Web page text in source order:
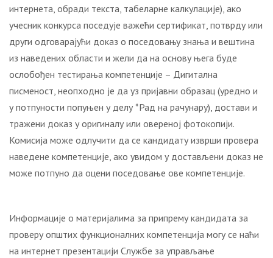
интернета, обради текста, табеларне калкулације), ако
учесник конкурса поседује важећи сертификат, потврду или
други одговарајући доказ о поседовању знања и вештина
из наведених области и жели да на основу њега буде
ослобођен тестирања компетенције – Дигитална
писменост, неопходно је да уз пријавни образац (уредно и
у потпуности попуњен у делу *Рад на рачунару), достави и
тражени доказ у оригиналу или овереној фотокопији.
Комисија може одлучити да се кандидату изврши провера
наведене компетенције, ако увидом у достављени доказ не
може потпуно да оцени поседовање ове компетенције.
Информације o материјалимa за припрему кандидата за
проверу општих функционалних компетенција могу се наћи
на интернет презентацији Службе за управљање